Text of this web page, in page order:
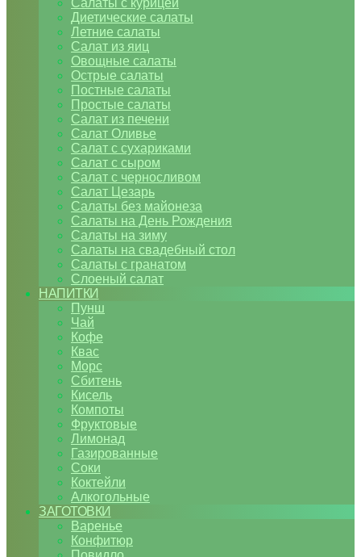
Салаты с курицей
Диетические салаты
Летние салаты
Салат из яиц
Овощные салаты
Острые салаты
Постные салаты
Простые салаты
Салат из печени
Салат Оливье
Салат с сухариками
Салат с сыром
Салат с черносливом
Салат Цезарь
Салаты без майонеза
Салаты на День Рождения
Салаты на зиму
Салаты на свадебный стол
Салаты с гранатом
Слоеный салат
НАПИТКИ
Пунш
Чай
Кофе
Квас
Морс
Сбитень
Кисель
Компоты
Фруктовые
Лимонад
Газированные
Соки
Коктейли
Алкогольные
ЗАГОТОВКИ
Варенье
Конфитюр